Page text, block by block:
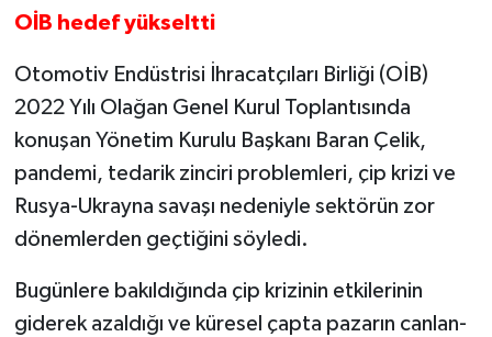
OİB hedef yükseltti
Otomotiv Endüstrisi İhracat­çıları Birliği (OİB)
2022 Yılı Olağan Genel Kurul Toplantı­sında
konuşan Yönetim Kurulu Başkanı Baran Çelik,
pandemi, te­darik zinciri problemleri, çip krizi ve
Rusya-Ukrayna savaşı nede­niyle sektörün zor
dönemlerden geçtiğini söyledi.
Bugünlere bakıldığında çip kri­zinin etkilerinin
giderek azaldığı ve küresel çapta pazarın canlan­